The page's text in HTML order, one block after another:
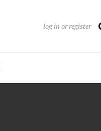
log in or register